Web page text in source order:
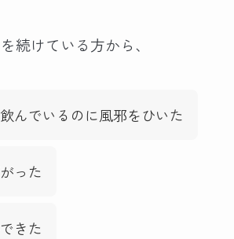
続けている方から、
んでいるのに風邪をひいた
った
きた